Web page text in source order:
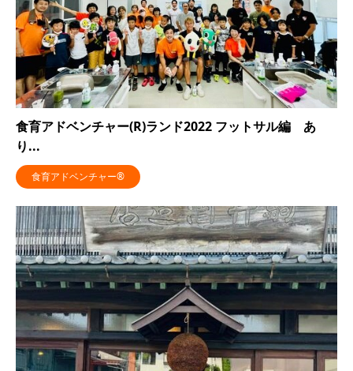
食育アドベンチャー(R)ランド2022 フットサル編 あ
り...
食育アドベンチャー®